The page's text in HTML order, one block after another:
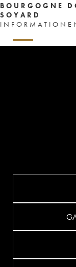
BOURGOGNE
SOYARD